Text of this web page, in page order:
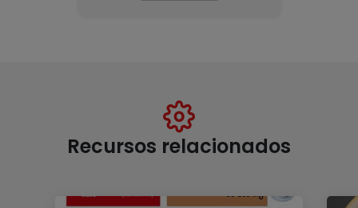
Recursos relacionados